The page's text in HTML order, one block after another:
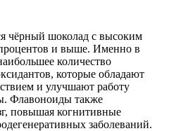
чёрный шоколад с высоким
и выше. Именно в
количество
которые обладают
и улучшают работу
Флавоноиды также
повышая когнитивные
заболеваний.